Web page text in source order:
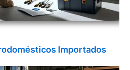
Importados